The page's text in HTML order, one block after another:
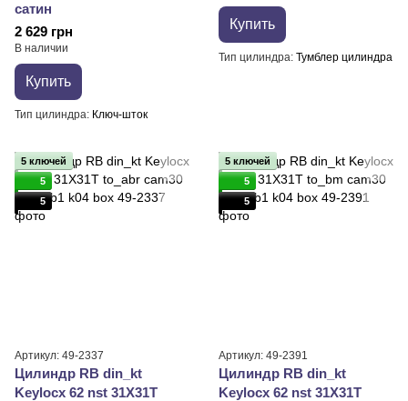
сатин
2 629 грн
В наличии
Купить
Тип цилиндра Ключ-шток
Купить
Тип цилиндра Тумблер цилиндра
5 ключей
5
5
Артикул: 49-2337
Цилиндр RB din_kt
Keylocx 62 nst 31X31T
5 ключей
5
5
Артикул: 49-2391
Цилиндр RB din_kt
Keylocx 62 nst 31X31T